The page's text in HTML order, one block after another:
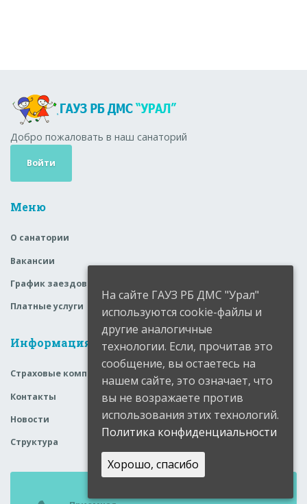
Добро пожаловать в наш санаторий
Войти
Меню
О санатории
Вакансии
График заездов
Платные услуги
Информация
Страховые компании
Контакты
Новости
Структура
На сайте ГАУЗ РБ ДМС "Урал"
используются cookie-файлы и
другие аналогичные
технологии. Если, прочитав это
сообщение, вы остаетесь на
нашем сайте, это означает, что
вы не возражаете против
использования этих технологий.
Политика конфиденциальности
Хорошо, спасибо